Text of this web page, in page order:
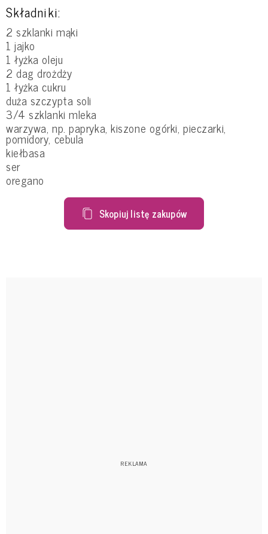
Składniki:
2 szklanki mąki
1 jajko
1 łyżka oleju
2 dag drożdży
1 łyżka cukru
duża szczypta soli
3/4 szklanki mleka
warzywa, np. papryka, kiszone ogórki, pieczarki,
pomidory, cebula
kiełbasa
ser
oregano
Skopiuj listę zakupów